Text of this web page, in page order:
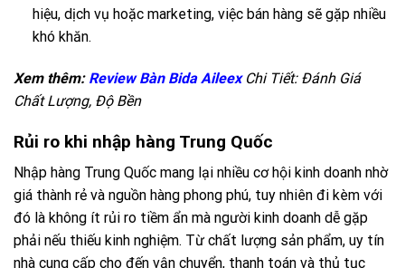
hiệu, dịch vụ hoặc marketing, việc bán hàng sẽ gặp nhiều
khó khăn.
Xem thêm: Review Bàn Bida Aileex Chi Tiết: Đánh Giá
Chất Lượng, Độ Bền
Rủi ro khi nhập hàng Trung Quốc
Nhập hàng Trung Quốc mang lại nhiều cơ hội kinh doanh nhờ
giá thành rẻ và nguồn hàng phong phú, tuy nhiên đi kèm với
đó là không ít rủi ro tiềm ẩn mà người kinh doanh dễ gặp
phải nếu thiếu kinh nghiệm. Từ chất lượng sản phẩm, uy tín
nhà cung cấp cho đến vận chuyển, thanh toán và thủ tục